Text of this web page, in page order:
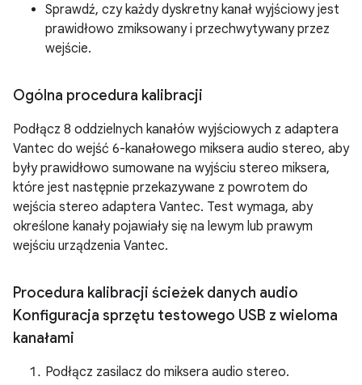
Sprawdź, czy każdy dyskretny kanał wyjściowy jest
prawidłowo zmiksowany i przechwytywany przez
wejście.
Ogólna procedura kalibracji
Podłącz 8 oddzielnych kanałów wyjściowych z adaptera
Vantec do wejść 6-kanałowego miksera audio stereo, aby
były prawidłowo sumowane na wyjściu stereo miksera,
które jest następnie przekazywane z powrotem do
wejścia stereo adaptera Vantec. Test wymaga, aby
określone kanały pojawiały się na lewym lub prawym
wejściu urządzenia Vantec.
Procedura kalibracji ścieżek danych audio
Konfiguracja sprzętu testowego USB z wieloma
kanałami
Podłącz zasilacz do miksera audio stereo.